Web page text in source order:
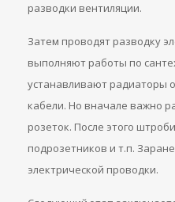
разводки вентиляции.
Затем проводят разводку
выполняют работы по
устанавливают радиаторы
кабели. Но вначале важно
розеток. После этого
подрозетников и т.п.
электрической проводки.